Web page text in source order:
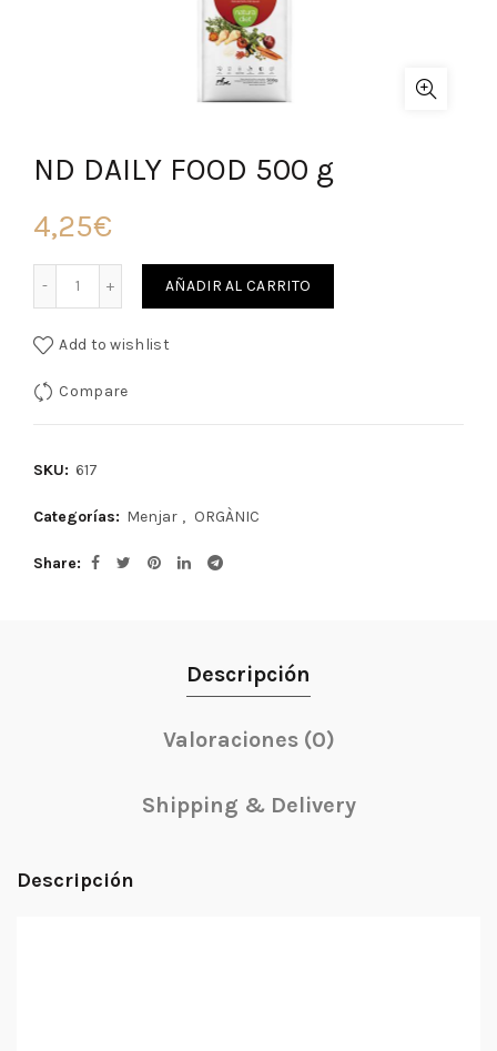
ND DAILY FOOD 500 g
4,25€
AÑADIR AL CARRITO
Add to wishlist
Compare
SKU: 617
Categorías: Menjar , ORGÀNIC
Share
Descripción
Valoraciones (0)
Shipping & Delivery
Descripción